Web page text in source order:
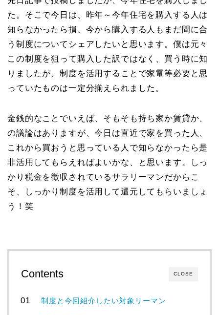
た。そこで今日は、昨年～今年住宅を購入する人は
知らなかったら損、今から購入する人もまだ間に合
う制度についてシェアしたいと思います。僕は元々
この制度を狙って購入した訳ではなく、買う時に知
りましたが、制度を活用することで家電等必要と思
っていたものは一定分揃えられました。
金銭的なことでいえば、そもそも持ち家か賃貸か、
の議論はありますが、今日は直近で家を買った人、
これから買おうと思っている人で知らなかったら是
非活用してもらえればよいかな、と思います。しっ
かり税金を徴収されているサラリーマンだからこ
そ、しっかり制度を活用して還元してもらいましょ
う！笑
CLOSE
Contents
制度と今回紹介したい対象リーマン